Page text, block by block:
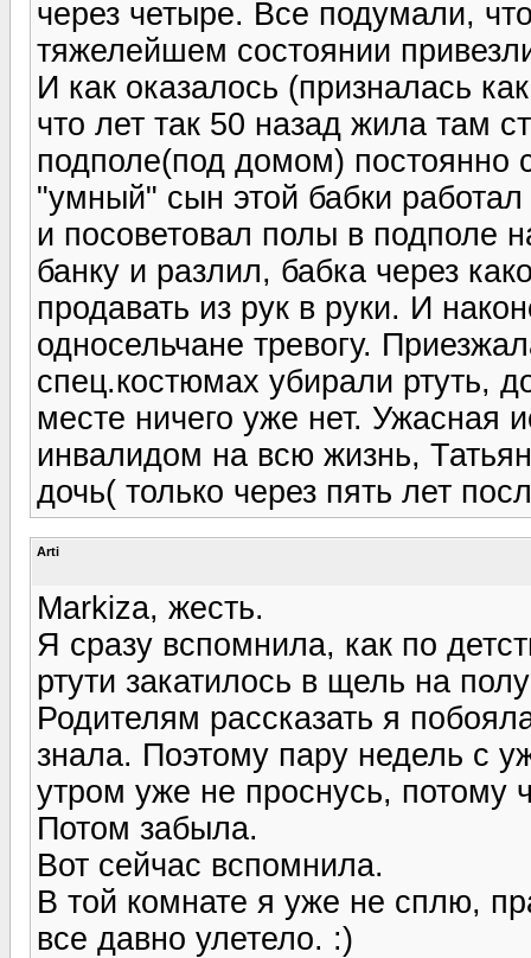
через четыре. Все подумали,
тяжелейшем состоянии
И как оказалось (призналась
что лет так 50 назад жила там
подполе(под домом) постоянно
"умный" сын этой бабки
и посоветовал полы в подполе
банку и разлил, бабка через
продавать из рук в руки. И
односельчане тревогу.
спец.костюмах убирали ртуть,
месте ничего уже нет. Ужасная
инвалидом на всю жизнь,
дочь( только через пять лет
Arti
Markiza, жесть.
Я сразу вспомнила, как по
ртути закатилось в щель на
Родителям рассказать я
знала. Поэтому пару недель с
утром уже не проснусь, потому
Потом забыла.
Вот сейчас вспомнила.
В той комнате я уже не сплю,
все давно улетело. :)